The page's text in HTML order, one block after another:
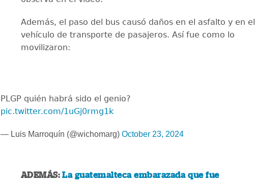
Además, el paso del bus causó daños en el asfalto y en el
vehículo de transporte de pasajeros. Así fue como lo
movilizaron:
PLGP quién habrá sido el genio?
pic.twitter.com/1uGj0rmg1k
— Luis Marroquín (@wichomarg) October 23, 2024
ADEMÁS:La guatemalteca embarazada que fue